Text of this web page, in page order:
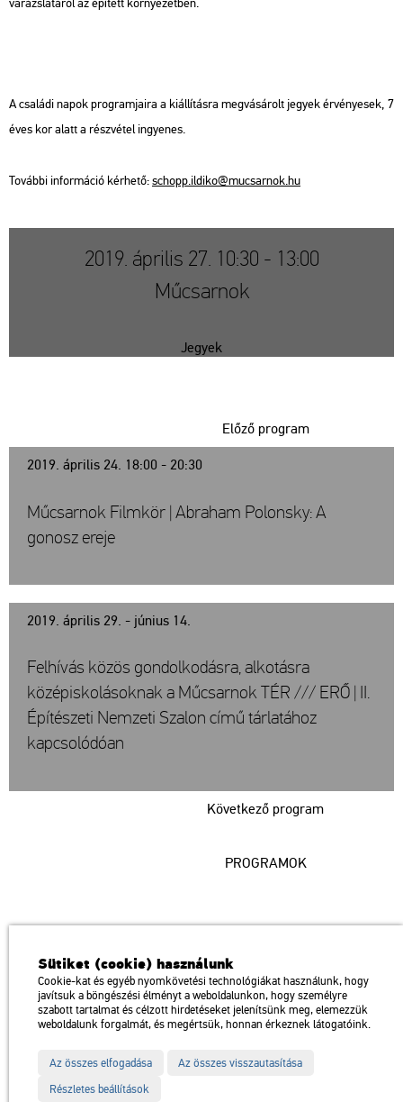
A csa­lá­di napok prog­ram­ja­i­ra a ki­ál­lí­tás­ra meg­vá­sá­rolt je­gyek ér­vé­nye­sek, 7
éves kor alatt a rész­vé­tel in­gye­nes.
To­váb­bi in­for­má­ció kér­he­tő:schopp.​il­di­ko@​mu­csar­nok.​hu
2019. április 27. 10:30 - 13:00
Műcsarnok
Jegyek
2019. április 24. 18:00 - 20:30
Előző program
Műcsarnok Filmkör | Abraham Polonsky: A
gonosz ereje
2019. április 29. - június 14.
Következő program
Felhívás közös gondolkodásra, alkotásra
középiskolásoknak a Műcsarnok TÉR /// ERŐ | II.
Építészeti Nemzeti Szalon című tárlatához
kapcsolódóan
PROGRAMOK
a Magyar Művészeti Akadémia intézménye
1146 Budapest, Dózsa György út 37.
Megközelíthető: Millenniumi Földalatti Vasút – Hősök tere megálló
Trolibusz: 75, 79 / Autóbusz: 20, 30, 105
Impresszum Sitemap Adatvédelem
térkép
Sütiket (cookie) használunk
Cookie-kat és egyéb nyomkövetési technológiákat használunk, hogy
javítsuk a böngészési élményt a weboldalunkon, hogy személyre
szabott tartalmat és célzott hirdetéseket jelenítsünk meg, elemezzük
weboldalunk forgalmát, és megértsük, honnan érkeznek látogatóink.
Az összes elfogadása
Az összes visszautasítása
Részletes beállítások